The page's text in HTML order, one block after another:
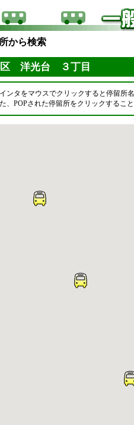
から検索
洋光台 ３丁目
ンタをマウスでクリックすると停留所
、POPされた停留所をクリックするこ